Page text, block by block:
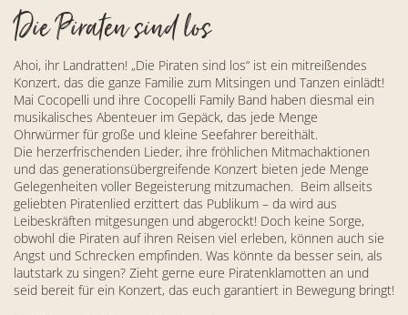
Die Piraten sind los
Ahoi, ihr Landratten! „Die Piraten sind los“ ist ein mitreißendes
Konzert, das die ganze Familie zum Mitsingen und Tanzen einlädt!
Mai Cocopelli und ihre Cocopelli Family Band haben diesmal ein
musikalisches Abenteuer im Gepäck, das jede Menge
Ohrwürmer für große und kleine Seefahrer bereithält.
Die herzerfrischenden Lieder, ihre fröhlichen Mitmachaktionen
und das generationsübergreifende Konzert bieten jede Menge
Gelegenheiten voller Begeisterung mitzumachen. Beim allseits
geliebten Piratenlied erzittert das Publikum – da wird aus
Leibeskräften mitgesungen und abgerockt! Doch keine Sorge,
obwohl die Piraten auf ihren Reisen viel erleben, können auch sie
Angst und Schrecken empfinden. Was könnte da besser sein, als
lautstark zu singen? Zieht gerne eure Piratenklamotten an und
seid bereit für ein Konzert, das euch garantiert in Bewegung bringt!